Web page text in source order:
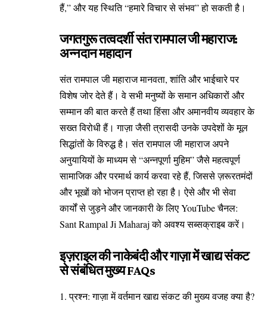
हैं,” और यह स्थिति “हमारे विचार से संभव” हो सकती है।
जगतगुरू तत्वदर्शी संत रामपाल जी महाराज:
अन्नदान महादान
संत रामपाल जी महाराज मानवता, शांति और भाईचारे पर
विशेष जोर देते हैं। वे सभी मनुष्यों के समान अधिकारों और
सम्मान की बात करते हैं तथा हिंसा और अमानवीय व्यवहार के
सख्त विरोधी हैं। गाज़ा जैसी त्रासदी उनके उपदेशों के मूल
सिद्धांतों के विरुद्ध है। संत रामपाल जी महाराज अपने
अनुयायियों के माध्यम से “अन्नपूर्णा मुहिम” जैसे महत्वपूर्ण
सामाजिक और परमार्थ कार्य करवा रहे हैं, जिससे ज़रूरतमंदों
और भूखों को भोजन प्राप्त हो रहा है। ऐसे और भी सेवा
कार्यों से जुड़ने और जानकारी के लिए YouTube चैनल:
Sant Rampal Ji Maharaj को अवश्य सब्सक्राइब करें।
इज़राइल की नाकेबंदी और गाज़ा में खाद्य संकट
से संबंधित मुख्य FAQs
1. प्रश्न: गाज़ा में वर्तमान खाद्य संकट की मुख्य वजह क्या है?